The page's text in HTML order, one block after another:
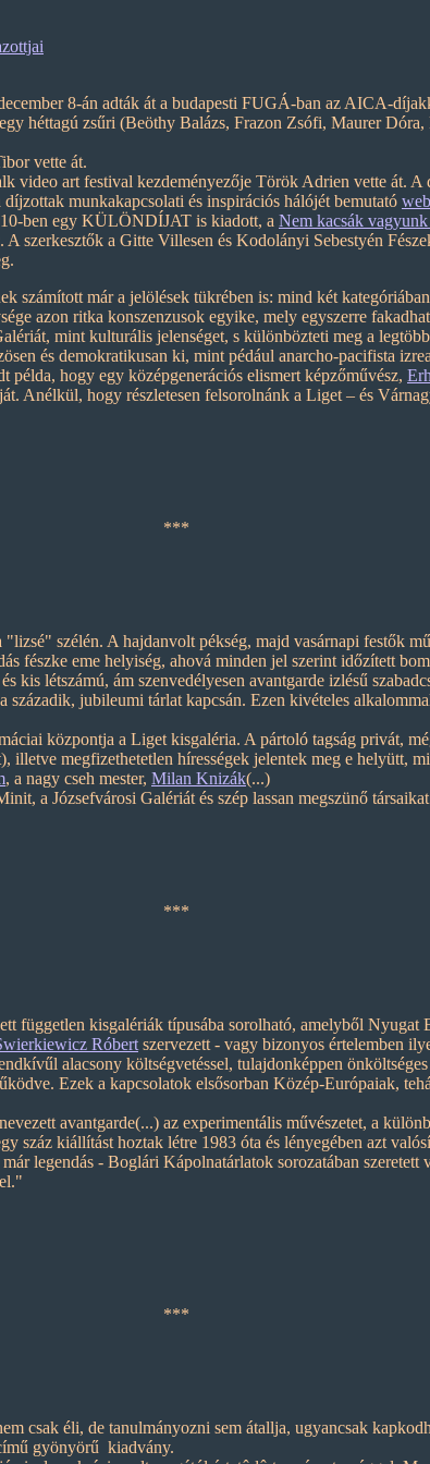
8-án adták át a budapesti FUGÁ-ban az AICA-
héttagú zsűri (Beöthy Balázs, Frazon Zsófi, Maurer
vette át.
video art festival kezdeményezője Török Adrien vette át.
munkakapcsolati és inspirációs hálójét bemutató
ben egy KÜLÖNDÍJAT is kiadott, a Nem kacsák
szerkesztők a Gitte Villesen és Kodolányi Sebestyén
számított már a jelölések tükrében is: mind két
azon ritka konszenzusok egyike, mely egyszerre
mint kulturális jelenséget, s különbözteti meg a
és demokratikusan ki, mint pédául anarcho-pacifista
példa, hogy egy középgenerációs elismert képzőművész,
Anélkül, hogy részletesen felsorolnánk a Liget – és
***
szélén. A hajdanvolt pékség, majd vasárnapi festők
fészke eme helyiség, ahová minden jel szerint időzített
kis létszámú, ám szenvedélyesen avantgarde izlésű
jubileumi tárlat kapcsán. Ezen kivételes
központja a Liget kisgaléria. A pártoló tagság privát,
megfizethetetlen hírességek jelentek meg e helyütt,
, a nagy cseh mester, Milan Knizák(...)
a Józsefvárosi Galériát és szép lassan megszünő
***
független kisgalériák típusába sorolható, amelyből Nyugat
Róbert szervezett - vagy bizonyos értelemben
alacsony költségvetéssel, tulajdonképpen
Ezek a kapcsolatok elsősorban Közép-Európaiak,
avantgarde(...) az experimentális művészetet, a
száz kiállítást hoztak létre 1983 óta és lényegében azt
már legendás - Boglári Kápolnatárlatok sorozatában
***
csak éli, de tanulmányozni sem átallja, ugyancsak
gyönyörű kiadvány.